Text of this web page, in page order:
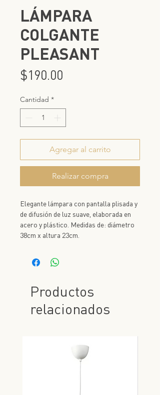
LÁMPARA
COLGANTE
PLEASANT
$190.00
Cantidad *
Agregar al carrito
Realizar compra
Elegante lámpara con pantalla plisada y
de difusión de luz suave, elaborada en
acero y plástico. Medidas de: diámetro
38cm x altura 23cm.
Productos
relacionados